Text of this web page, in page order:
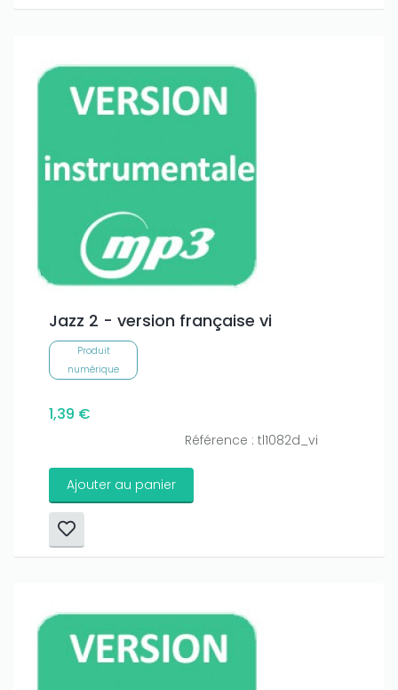
Jazz 2 - version française vi
Produit
numérique
1,39 €
Référence : tl1082d_vi
Ajouter au panier